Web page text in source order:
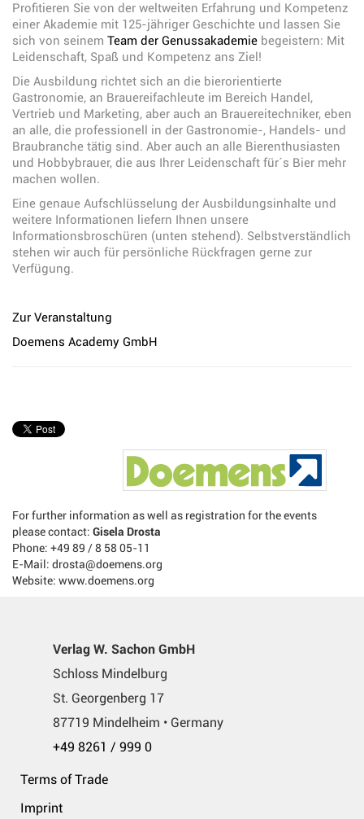
Profitieren Sie von der weltweiten Erfahrung und Kompetenz
einer Akademie mit 125-jähriger Geschichte und lassen Sie
sich von seinem Team der Genussakademie begeistern: Mit
Leidenschaft, Spaß und Kompetenz ans Ziel!
Die Ausbildung richtet sich an die bierorientierte
Gastronomie, an Brauereifachleute im Bereich Handel,
Vertrieb und Marketing, aber auch an Brauereitechniker, eben
an alle, die professionell in der Gastronomie-, Handels- und
Braubranche tätig sind. Aber auch an alle Bierenthusiasten
und Hobbybrauer, die aus Ihrer Leidenschaft für´s Bier mehr
machen wollen.
Eine genaue Aufschlüsselung der Ausbildungsinhalte und
weitere Informationen liefern Ihnen unsere
Informationsbroschüren (unten stehend). Selbstverständlich
stehen wir auch für persönliche Rückfragen gerne zur
Verfügung.
Zur Veranstaltung
Doemens Academy GmbH
For further information as well as registration for the events
please contact: Gisela Drosta
Phone: +49 89 / 8 58 05-11
E-Mail: drosta@doemens.org
Website: www.doemens.org
Verlag W. Sachon GmbH
Schloss Mindelburg
St. Georgenberg 17
87719 Mindelheim • Germany
+49 8261 / 999 0
Terms of Trade
Imprint